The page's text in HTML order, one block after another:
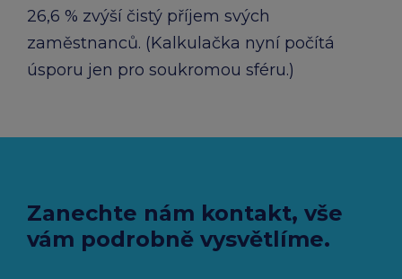
26,6 % zvýší čistý příjem svých
zaměstnanců.​ (Kalkulačka nyní počítá
úsporu jen pro soukromou sféru.)
Zanechte nám kontakt, vše
vám podrobně vysvětlíme.